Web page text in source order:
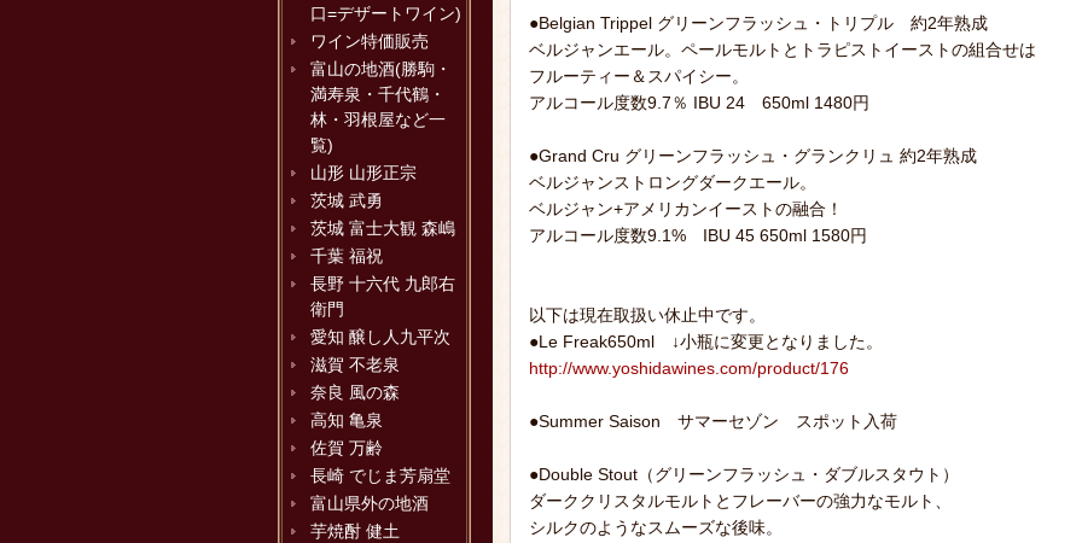
口=デザートワイン)
ワイン特価販売
富山の地酒(勝駒・
満寿泉・千代鶴・
林・羽根屋など一
覧)
山形 山形正宗
茨城 武勇
茨城 富士大観 森嶋
千葉 福祝
長野 十六代 九郎右
衛門
愛知 醸し人九平次
滋賀 不老泉
奈良 風の森
高知 亀泉
佐賀 万齢
長崎 でじま芳扇堂
富山県外の地酒
芋焼酎 健土
●Belgian Trippel グリーンフラッシュ・トリプル 約2年熟成
ベルジャンエール。ペールモルトとトラピストイーストの組合せは
フルーティー＆スパイシー。
アルコール度数9.7％ IBU 24 650ml 1480円
●Grand Cru グリーンフラッシュ・グランクリュ 約2年熟成
ベルジャンストロングダークエール。
ベルジャン+アメリカンイーストの融合！
アルコール度数9.1% IBU 45 650ml 1580円
以下は現在取扱い休止中です。
●Le Freak650ml ↓小瓶に変更となりました。
http://www.yoshidawines.com/product/176
●Summer Saison サマーセゾン スポット入荷
●Double Stout（グリーンフラッシュ・ダブルスタウト）
ダーククリスタルモルトとフレーバーの強力なモルト、
シルクのようなスムーズな後味。